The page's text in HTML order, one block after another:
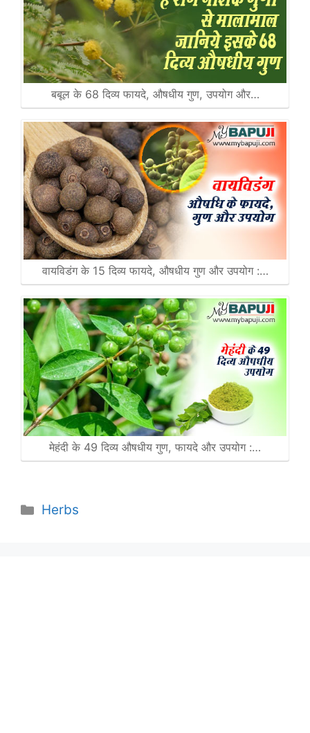
बबूल के 68 दिव्य फायदे, औषधीय गुण, उपयोग और…
वायविडंग के 15 दिव्य फायदे, औषधीय गुण और उपयोग :…
मेहंदी के 49 दिव्य औषधीय गुण, फायदे और उपयोग :…
Categories
Herbs